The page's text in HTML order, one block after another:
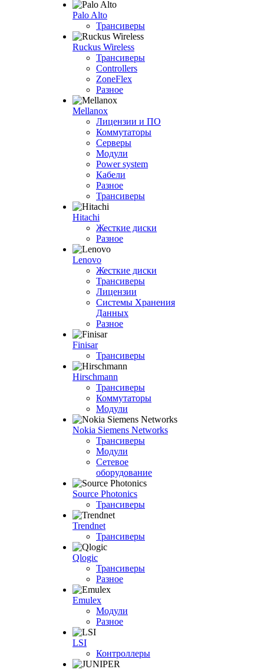
Palo Alto
Трансиверы
Ruckus Wireless
Трансиверы
Controllers
ZoneFlex
Разное
Mellanox
Лицензии и ПО
Коммутаторы
Серверы
Модули
Power system
Кабели
Разное
Трансиверы
Hitachi
Жесткие диски
Разное
Lenovo
Жесткие диски
Трансиверы
Лицензии
Системы Хранения
Данных
Разное
Finisar
Трансиверы
Hirschmann
Трансиверы
Коммутаторы
Модули
Nokia Siemens Networks
Трансиверы
Модули
Сетевое
оборудование
Source Photonics
Трансиверы
Trendnet
Трансиверы
Qlogic
Трансиверы
Разное
Emulex
Модули
Разное
LSI
Контроллеры